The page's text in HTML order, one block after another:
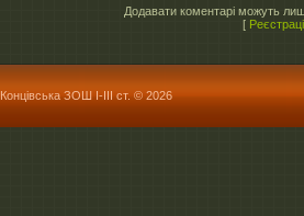
Додавати коментарі можуть
[
Концівська ЗОШ І-ІІІ ст. © 2026